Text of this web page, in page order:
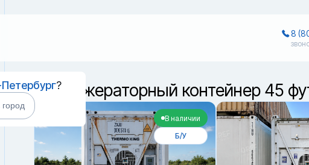
?
8
Рефрижераторный контейнер 45
В наличии
Б/У